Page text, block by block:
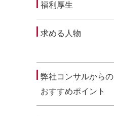
福利厚生
求める人物
弊社コンサルからの
おすすめポイント